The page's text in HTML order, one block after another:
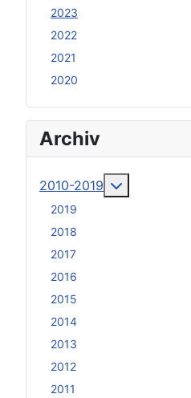
2023
2022
2021
2020
Archiv
2010-2019
2019
2018
2017
2016
2015
2014
2013
2012
2011